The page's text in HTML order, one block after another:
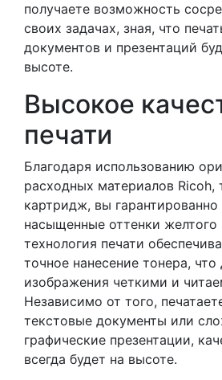
получаете возможность
своих задачах, зная, что
документов и презентаций
высоте.
Высокое
печати
Благодаря использованию
расходных материалов Ricoh,
картридж, вы
насыщенные оттенки желтого
технология печати
точное нанесение тонера, что
изображения четкими и
Независимо от того,
текстовые документы или
графические презентации,
всегда будет на высоте.